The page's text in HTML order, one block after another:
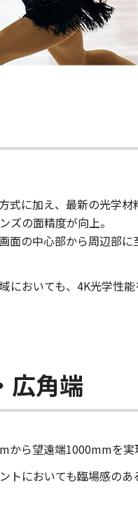
に加え、最新の光学材
ズの面精度が向上。
面の中心部から周辺部
においても、4K光学性
広角端
から望遠端1000mmを実
においても臨場感のあ